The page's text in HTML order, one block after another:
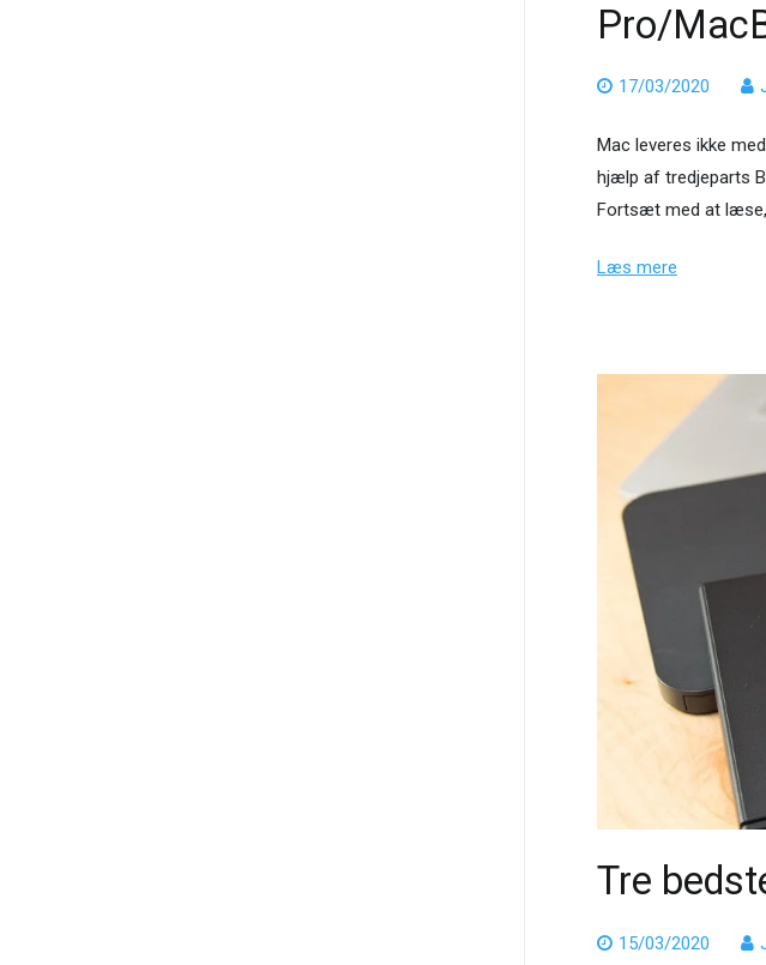
Pro/
17/03/2020
Mac leveres ikke
hjælp af tredjeparts
Fortsæt med at læse,
Læs mere
Tre
15/03/2020